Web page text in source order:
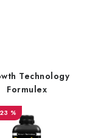
Kontakt
Technology
Formulex
%